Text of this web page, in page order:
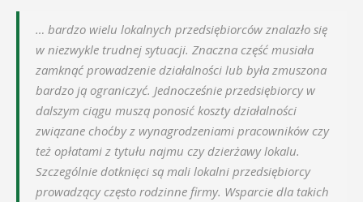
… bardzo wielu lokalnych przedsiębiorców znalazło się
w niezwykle trudnej sytuacji. Znaczna część musiała
zamknąć prowadzenie działalności lub była zmuszona
bardzo ją ograniczyć. Jednocześnie przedsiębiorcy w
dalszym ciągu muszą ponosić koszty działalności
związane choćby z wynagrodzeniami pracowników czy
też opłatami z tytułu najmu czy dzierżawy lokalu.
Szczególnie dotknięci są mali lokalni przedsiębiorcy
prowadzący często rodzinne firmy. Wsparcie dla takich